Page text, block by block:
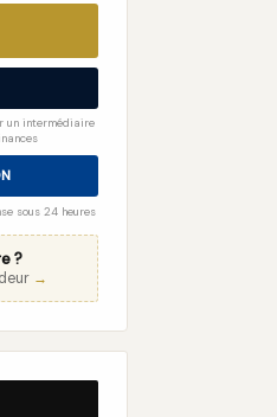
un intermédiaire
sous 24 heures
?
→